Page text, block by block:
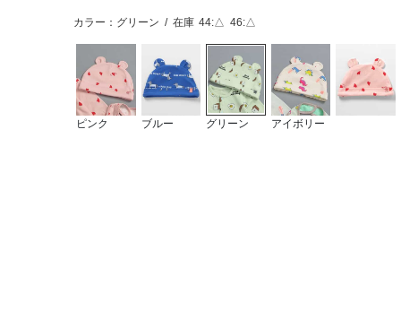
カラー：グリーン / 在庫 44:△ 46:△
ピンク ブルー グリーン アイボリー